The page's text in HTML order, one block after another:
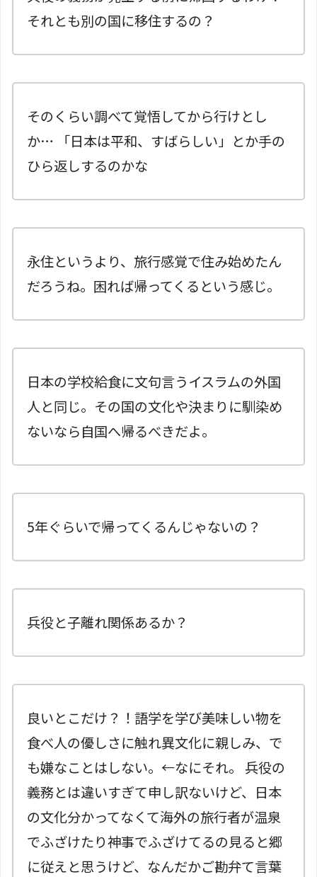
それとも別の国に移住するの？
そのくらい調べて覚悟してから行けとし
か… 「日本は平和、すばらしい」とか手の
ひら返しするのかな
永住というより、旅行感覚で住み始めたん
だろうね。困れば帰ってくるという感じ。
日本の学校給食に文句言うイスラムの外国
人と同じ。その国の文化や決まりに馴染め
ないなら自国へ帰るべきだよ。
5年ぐらいで帰ってくるんじゃないの？
兵役と子離れ関係あるか？
良いとこだけ？！語学を学び美味しい物を
食べ人の優しさに触れ異文化に親しみ、で
も嫌なことはしない。←なにそれ。 兵役の
義務とは違いすぎて申し訳ないけど、日本
の文化分かってなくて海外の旅行者が温泉
でふざけたり神事でふざけてるの見ると郷
に従えと思うけど、なんだかご勘弁て言葉